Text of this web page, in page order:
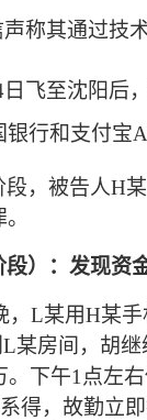
声称其通过技
日飞至沈阳后，
银行和支付宝
， 被告人H某
）：发现资
， L某用H某
L某房间，胡继
。下午1点左
得，故勤立